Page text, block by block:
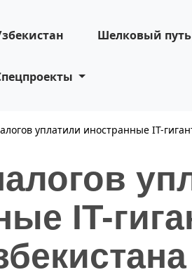
Шелковый путь
уплатили иностранные IT-
IT-